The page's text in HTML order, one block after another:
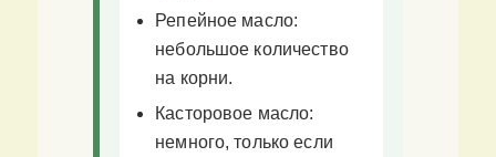
Репейное масло:
небольшое количество
на корни.
Касторовое масло:
немного, только если